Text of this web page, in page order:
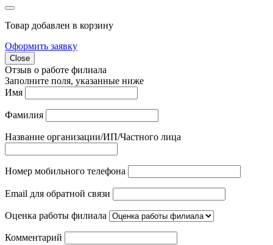
Товар добавлен в корзину
Оформить заявку
Close
Отзыв о работе филиала
Заполните поля, указанные ниже
Имя
Фамилия
Название организации/ИП/Частного лица
Номер мобильного телефона
Email для обратной связи
Оценка работы филиала
Комментарий